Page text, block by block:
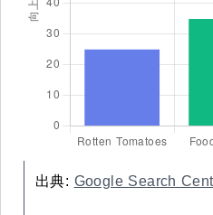
出典: Google Search